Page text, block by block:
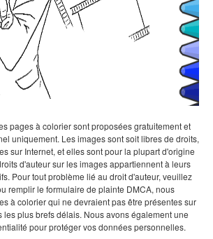
pages à colorier sont proposées gratuitement et
uniquement. Les images sont soit libres de droits,
sur Internet, et elles sont pour la plupart d'origine
d'auteur sur les images appartiennent à leurs
Pour tout problème lié au droit d'auteur, veuillez
remplir le formulaire de plainte DMCA, nous
à colorier qui ne devraient pas être présentes sur
plus brefs délais. Nous avons également une
pour protéger vos données personnelles.